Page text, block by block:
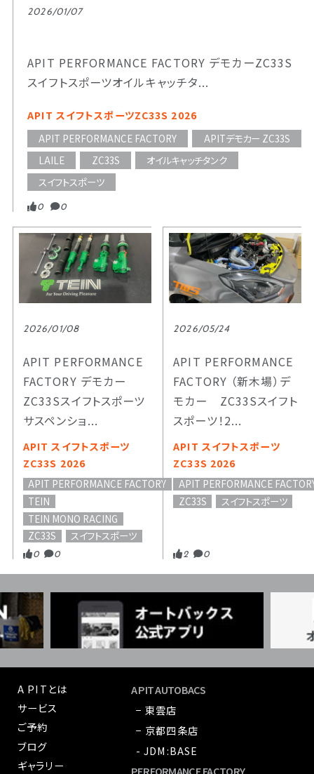
2026/01/07
APIT PERFORMANCE FACTORY デモカーZC33S
スイフトスポーツオイルキャッチタ...
APIT スイフトスポーツZC33S 2026
APIT PERFORMANCE FACTORY
APITデモカー ZC33S
LAILE
ZC33S
オイルキャッチタンク
スイフトスポーツ
0 0
2026/01/08
APIT PERFORMANCE
FACTORY デモカー
ZC33Sスイフトスポーツ
サスペンショ...
APIT スイフトスポーツ
ZC33S 2026
APIT PERFORMANCE FACTORY
TEIN
TEIN MONO RACING
ZC33S
スイフトスポーツ
0 0
2026/05/24
APIT PERFORMANCE
FACTORY （新木場）デ
モカー ZC33Sスイフト
スポーツ！2...
APIT スイフトスポーツ
ZC33S 2026
APIT PERFORMANCE
ZC33S
スイフトスポーツ
2 0
A PITとは
サービス
ご予約
ブログ
ギャラリー
A PIT AUTOBACS
− 東雲店
− 京都四条店
- JDM:BASE